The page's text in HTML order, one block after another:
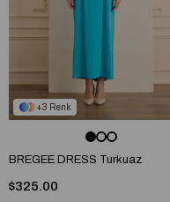
3
BREGEE DRESS Turkuaz
$325.00